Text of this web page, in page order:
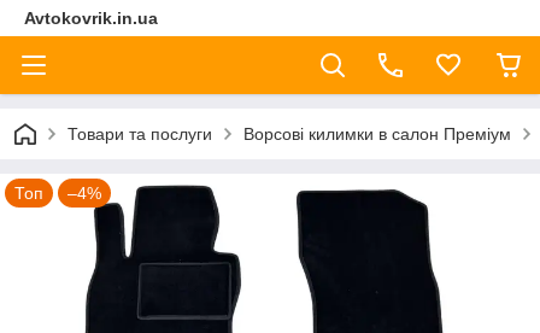
Avtokovrik.in.ua
Товари та послуги Ворсові килимки в салон Преміум
Топ –4%